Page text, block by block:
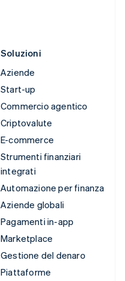
Soluzioni
Aziende
Start-up
Commercio agentico
Criptovalute
E-commerce
Strumenti finanziari
integrati
Automazione per finanza
Aziende globali
Pagamenti in-app
Marketplace
Gestione del denaro
Piattaforme